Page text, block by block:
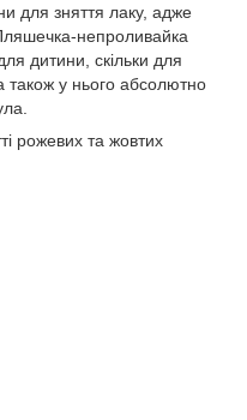
для зняття лаку, адже
непроливайка
дитини, скільки для
також у нього абсолютно
рожевих та жовтих